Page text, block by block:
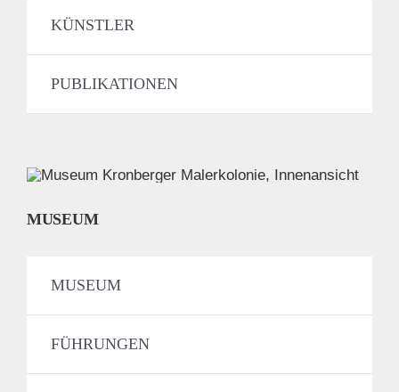
KÜNSTLER
PUBLIKATIONEN
MUSEUM
MUSEUM
FÜHRUNGEN